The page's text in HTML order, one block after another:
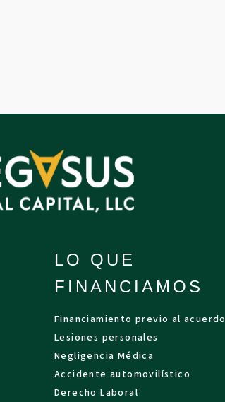
LO QUE
FINANCIAMOS
Financiamiento previo al acuerdo
Lesiones personales
Negligencia Médica
Accidente automovilístico
Derecho Laboral